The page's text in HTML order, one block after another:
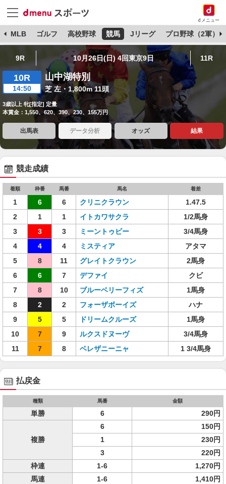
dメニュー
MLB ゴルフ 高校野球 競馬 Jリーグ プロ野球（2軍）
9R 10月26日(日) 4回東京9日 11R
10R
14:50
山中湖特別
芝 左・1,800m 11頭
3歳以上 牝[指定] 定量
本賞金：1,550、620、390、230、155万円
出馬表 データ分析 オッズ 結果
競走成績
着順 枠番 馬番 馬名 着差
1 6 6 クリニクラウン
1.47.5
2
1 1 イトカワサクラ
1/2馬身
3
3 3 ミーントゥビー
3/4馬身
4
4 4 ミスティア
アタマ
5
8 11 グレイトクラウン
2馬身
6
6 7 デファイ
クビ
7
8 10 ブルーベリーフィズ
1馬身
8
2 2 フォーザボーイズ
ハナ
9
5 5 ドリームクルーズ
1馬身
10
7 9 ルクスドヌーヴ
3/4馬身
11
7 8 ベレザニーニャ 1 3/4馬身
払戻金
種類 馬番 金額
単勝 6 290円
複勝
6
150円
1
230円
3
220円
枠連
1-6
1,270円
馬連
1-6 1,410円